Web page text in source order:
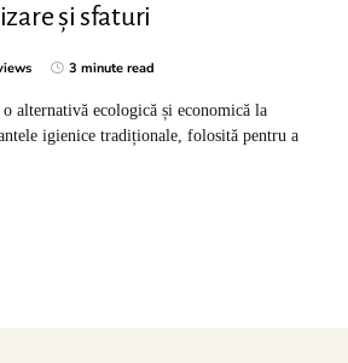
și sfaturi
3 minute read
o alternativă ecologică și economică la
igienice tradiționale, folosită pentru a